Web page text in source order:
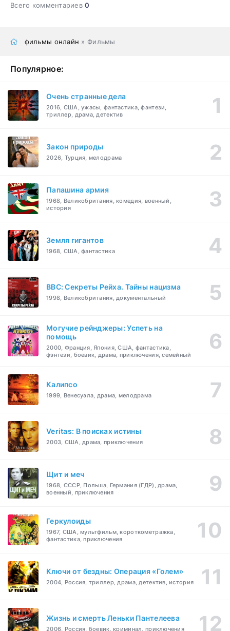
Всего комментариев0
фильмы онлайн » Фильмы
Популярное:
Очень странные дела
2016, США, ужасы, фантастика, фэнтези,
триллер, драма, детектив
Закон природы
2026, Турция, мелодрама
Папашина армия
1968, Великобритания, комедия, военный,
история
Земля гигантов
1968, США, фантастика
BBC: Секреты Рейха. Тайны нацизма
1998, Великобритания, документальный
Могучие рейнджеры: Успеть на
помощь
2000, Франция, Япония, США, фантастика,
фэнтези, боевик, драма, приключения, семейный
Калипсо
1999, Венесуэла, драма, мелодрама
Veritas: В поисках истины
2003, США, драма, приключения
Щит и меч
1968, СССР, Польша, Германия (ГДР), драма,
военный, приключения
Геркулоиды
1967, США, мультфильм, короткометражка,
фантастика, приключения
Ключи от бездны: Операция «Голем»
2004, Россия, триллер, драма, детектив, история
Жизнь и смерть Леньки Пантелеева
2006, Россия, боевик, криминал, приключения